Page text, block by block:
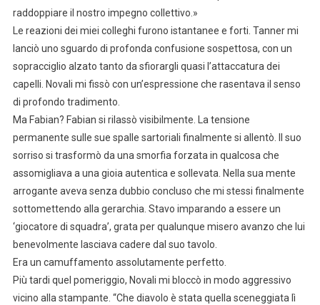
raddoppiare il nostro impegno collettivo.»
Le reazioni dei miei colleghi furono istantanee e forti. Tanner mi
lanciò uno sguardo di profonda confusione sospettosa, con un
sopracciglio alzato tanto da sfiorargli quasi l’attaccatura dei
capelli. Novali mi fissò con un’espressione che rasentava il senso
di profondo tradimento.
Ma Fabian? Fabian si rilassò visibilmente. La tensione
permanente sulle sue spalle sartoriali finalmente si allentò. Il suo
sorriso si trasformò da una smorfia forzata in qualcosa che
assomigliava a una gioia autentica e sollevata. Nella sua mente
arrogante aveva senza dubbio concluso che mi stessi finalmente
sottomettendo alla gerarchia. Stavo imparando a essere un
‘giocatore di squadra’, grata per qualunque misero avanzo che lui
benevolmente lasciava cadere dal suo tavolo.
Era un camuffamento assolutamente perfetto.
Più tardi quel pomeriggio, Novali mi bloccò in modo aggressivo
vicino alla stampante. “Che diavolo è stata quella sceneggiata lì